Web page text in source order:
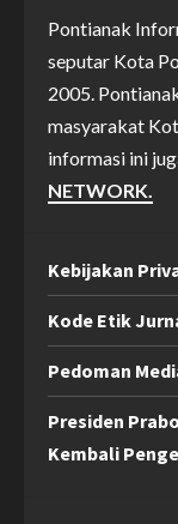
Pontianak
seputar Kota
2005.
masyarakat
informasi ini
NETWORK.
Kebijakan
Kode Etik
Pedoman
Presiden
Kembali